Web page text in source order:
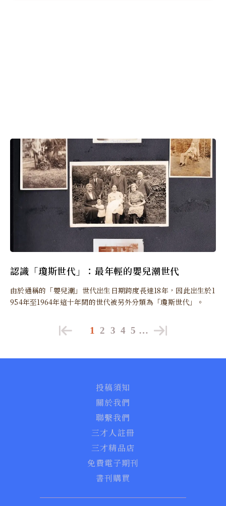
認識「瓊斯世代」：最年輕的嬰兒潮世代
由於通稱的「嬰兒潮」世代出生日期跨度長達18年，因此出生於1
954年至1964年這十年間的世代被另外分類為「瓊斯世代」。
1 2 3 4 5 …
投稿須知
關於我們
聯繫我們
三才人註冊
三才精品店
免費電子期刊
書刊購買